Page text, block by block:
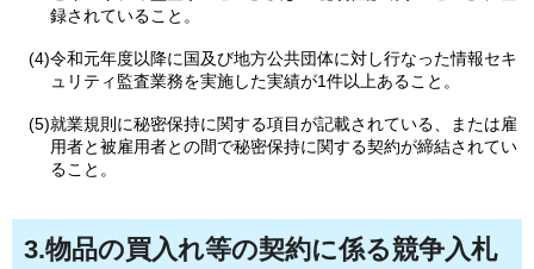
録されていること。
(4)令和元年度以降に国及び地方公共団体に対し行なった情報セキ
ュリティ監査業務を実施した実績が1件以上あること。
(5)就業規則に秘密保持に関する項目が記載されている、または雇
用者と被雇用者との間で秘密保持に関する契約が締結されてい
ること。
3.物品の買入れ等の契約に係る競争入札